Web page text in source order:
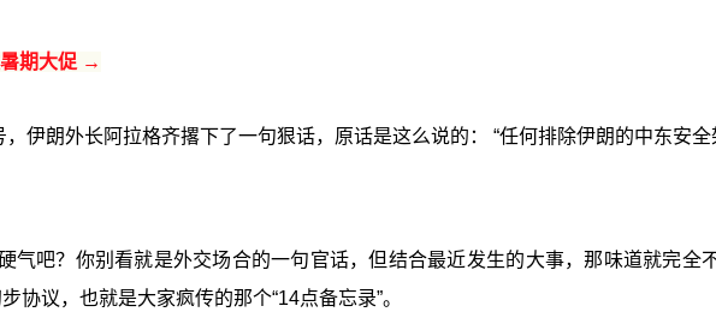
期大促 →
伊朗外长阿拉格齐撂下了一句狠话，原话是这么说的： “任何排除伊朗的中东安
气吧？你别看就是外交场合的一句官话，但结合最近发生的大事，那味道就完
协议，也就是大家疯传的那个“14点备忘录”。